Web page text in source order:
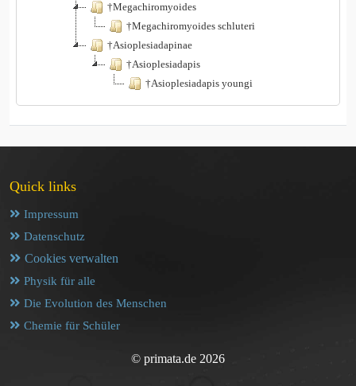
†Megachiromyoides
†Megachiromyoides schluteri
†Asioplesiadapinae
†Asioplesiadapis
†Asioplesiadapis youngi
Quick links
Impressum
Datenschutz
Cookies verwalten
Physik für alle
Die Evolution des Menschen
Chemie für Schüler
© primata.de 2026